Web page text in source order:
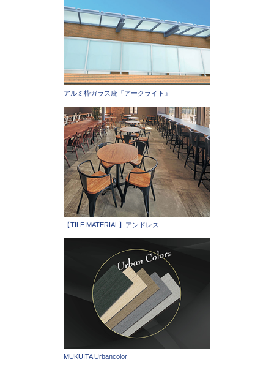
アルミ枠ガラス庇『アークライト』
【TILE MATERIAL】アンドレス
MUKUITA Urbancolor